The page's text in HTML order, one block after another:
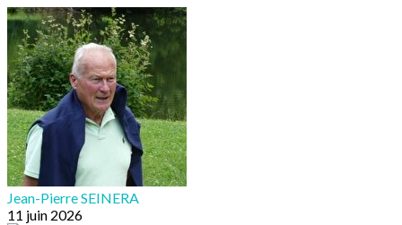
Jean-Pierre SEINERA
11 juin 2026